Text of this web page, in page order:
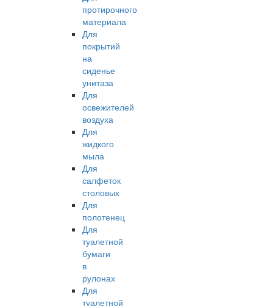
протирочного
материала
Для
покрытий
на
сиденье
унитаза
Для
освежителей
воздуха
Для
жидкого
мыла
Для
салфеток
столовых
Для
полотенец
Для
туалетной
бумаги
в
рулонах
Для
туалетной